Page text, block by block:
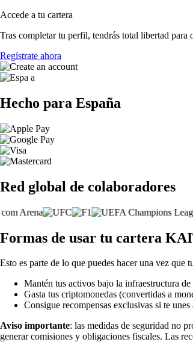
Accede a tu cartera
Tras completar tu perfil, tendrás total libertad
Regístrate ahora
Hecho para España
Red global de colaboradores
Formas de usar tu cartera
Esto es parte de lo que puedes hacer una vez que
Mantén tus activos bajo la infraestructura
Gasta tus criptomonedas (convertidas a
Consigue recompensas exclusivas si te
Aviso importante: las medidas de seguridad no
generar comisiones y obligaciones fiscales. Las